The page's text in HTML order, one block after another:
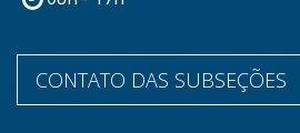
CONTATO DAS SUBSEÇÕES